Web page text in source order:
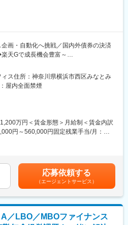
業務
16：20（楽天グループ朝会）
16：50（楽天証券HD朝会）
を導入しています。
働制が適用されます。（みなし労働時
働が発生することがあります。
イン専業証券としてサービスを開始しま
口座数1,200万口座超、預り資産残高は
います。常にお客様の立場に立った革新
資初心者の方からアクティブトレーダ
画・自動化へ挑戦／国内外債券の決済
天Gで成長機会豊富～
全般を担当いただきます。単なるオペ
券に関する深い専門知識を活かし、IT
務の効率化・自動化、そして新たなサ
立案とその実現をリードしていただき
す。部全体で約45人、その中で債券チ
動がございます（楽天グループ内の情
ス住所：神奈川県横浜市西区みなとみ
屋内全面禁煙
万円＜賃金形態＞月給制＜賃金内訳
円～560,000円固定残業手当/月：
6月、12月）支給（上記想定年収に含
も目安の金額であり、選考を通じて上下
までも目安の金額であり、選考を通じ
す。月給(月額)は固定手当を含めた表記
応募依頼する
（エージェントサービス）
A／LBO／MBOファイナンス